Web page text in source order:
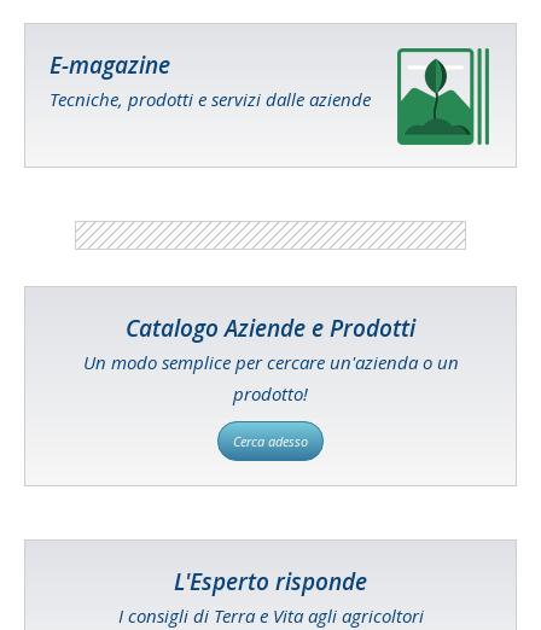
E-magazine
Tecniche, prodotti e servizi dalle aziende
Catalogo Aziende e Prodotti
Un modo semplice per cercare un'azienda o un
prodotto!
Cerca adesso
L'Esperto risponde
I consigli di Terra e Vita agli agricoltori